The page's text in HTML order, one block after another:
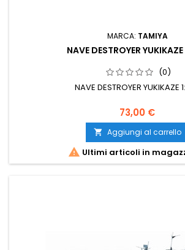
MARCA: TAMIYA
NAVE DESTROYER
(0)
NAVE DESTROYER YUKIKAZE
73,00 €
 Aggiungi al carrello
 Ultimi articoli in